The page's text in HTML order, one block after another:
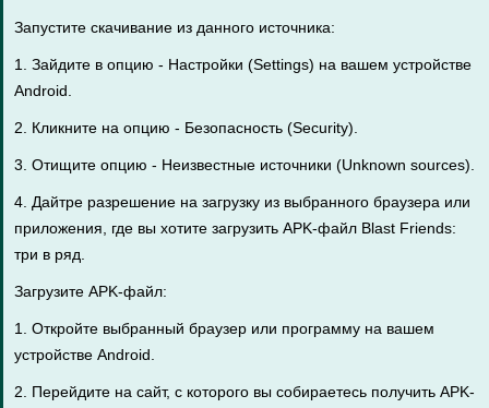
Запустите скачивание из данного источника:
1. Зайдите в опцию - Настройки (Settings) на вашем устройстве
Android.
2. Кликните на опцию - Безопасность (Security).
3. Отищите опцию - Неизвестные источники (Unknown sources).
4. Дайтре разрешение на загрузку из выбранного браузера или
приложения, где вы хотите загрузить APK-файл Blast Friends:
три в ряд.
Загрузите APK-файл:
1. Откройте выбранный браузер или программу на вашем
устройстве Android.
2. Перейдите на сайт, с которого вы собираетесь получить APK-